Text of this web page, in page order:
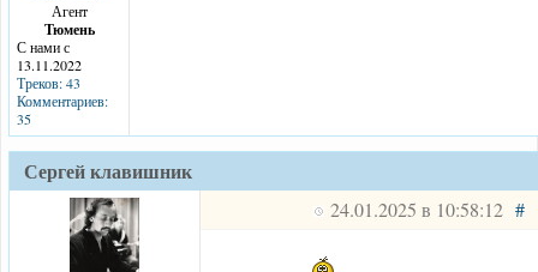
Агент
Тюмень
С нами с
13.11.2022
Треков: 43
Комментариев:
35
Сергей клавишник
24.01.2025 в 10:58:12 #